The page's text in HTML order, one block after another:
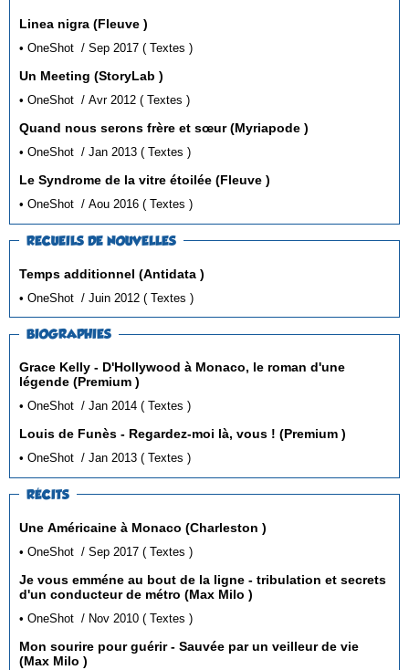
Linea nigra (Fleuve )
• OneShot / Sep 2017 ( Textes )
Un Meeting (StoryLab )
• OneShot / Avr 2012 ( Textes )
Quand nous serons frère et sœur (Myriapode )
• OneShot / Jan 2013 ( Textes )
Le Syndrome de la vitre étoilée (Fleuve )
• OneShot / Aou 2016 ( Textes )
RECUEILS DE NOUVELLES
Temps additionnel (Antidata )
• OneShot / Juin 2012 ( Textes )
BIOGRAPHIES
Grace Kelly - D'Hollywood à Monaco, le roman d'une
légende (Premium )
• OneShot / Jan 2014 ( Textes )
Louis de Funès - Regardez-moi là, vous ! (Premium )
• OneShot / Jan 2013 ( Textes )
RÉCITS
Une Américaine à Monaco (Charleston )
• OneShot / Sep 2017 ( Textes )
Je vous emméne au bout de la ligne - tribulation et secrets
d'un conducteur de métro (Max Milo )
• OneShot / Nov 2010 ( Textes )
Mon sourire pour guérir - Sauvée par un veilleur de vie
(Max Milo )